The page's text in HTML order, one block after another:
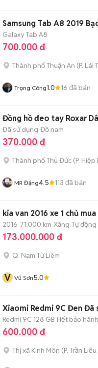
Samsung Tab A8 2019
Galaxy Tab A8
700.000 đ
Thành phố Thuận An (P. Lái
Trọng Công1.0 16 đã bán
Đồng hồ đeo tay Roxar
Đã sử dụng Đồ nam
370.000 đ
Thành phố Thủ Đức (P. Hiệp
MR Đặng4.5 113 đã bán
kia van 2016 xe 1 chủ
2016 71.000 km Xăng Tự động
173.000.000 đ
Q. Nam Từ Liêm
V Vũ Sơn5.0
Xiaomi Redmi 9C Đen Đã
Redmi 9C 128 GB Hết bảo hành
600.000 đ
Thị xã Kinh Môn (P. Trần Liễu